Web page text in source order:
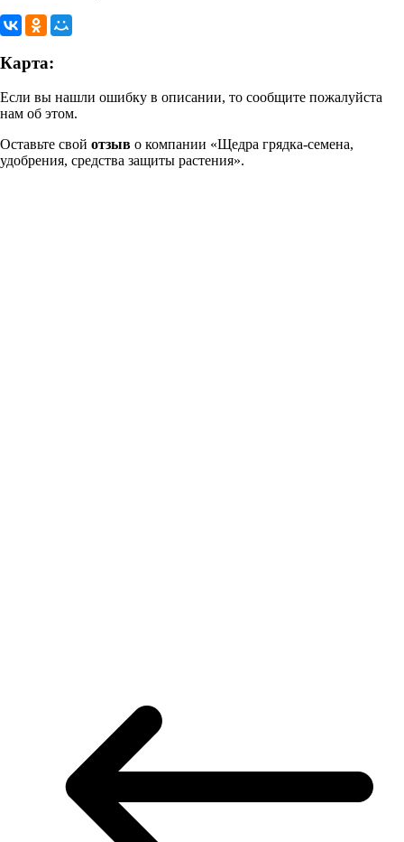
Карта:
Если вы нашли ошибку в описании, то сообщите пожалуйста
нам об этом.
Оставьте свой отзыв о компании «Щедра грядка-семена,
удобрения, средства защиты растения».